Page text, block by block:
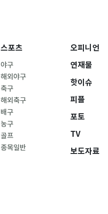
스포츠
야구
해외야구
축구
해외축구
배구
농구
골프
종목일반
오피니언
연재물
핫이슈
피플
포토
TV
보도자료